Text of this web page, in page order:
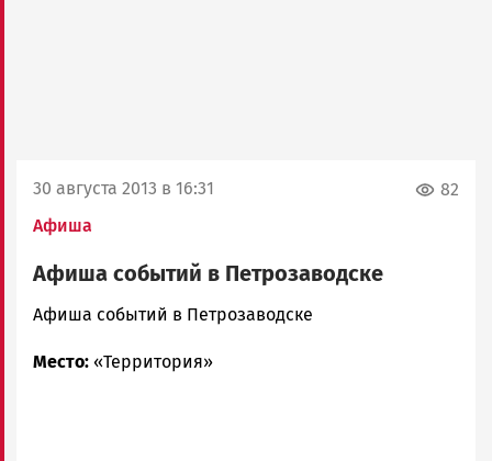
30 августа 2013 в 16:31
Афиша
82
Афиша событий в Петрозаводске
admintimur
Петрозаводска
Афиша событий в Петрозаводске
Место: «Территория»